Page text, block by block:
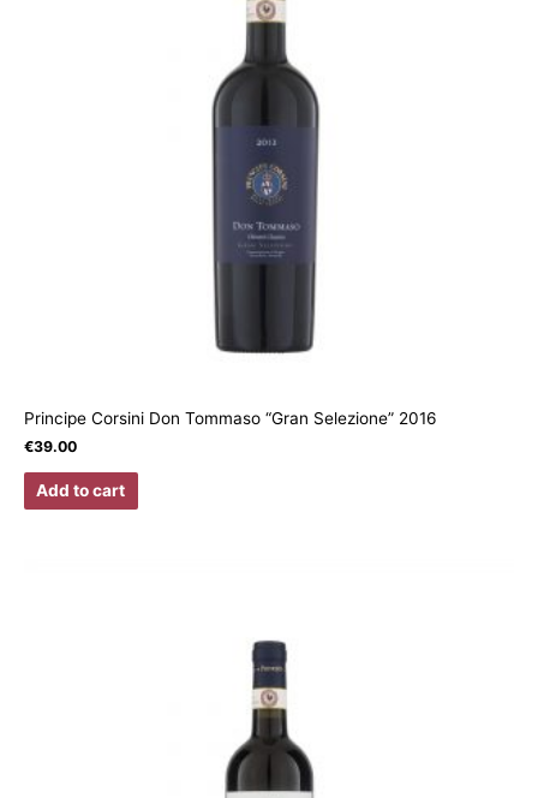
Principe Corsini Don Tommaso “Gran Selezione” 2016
€39.00
Add to cart